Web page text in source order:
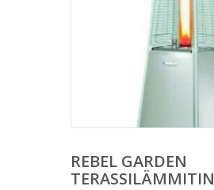
REBEL GARDEN
TERASSILÄMMITIN